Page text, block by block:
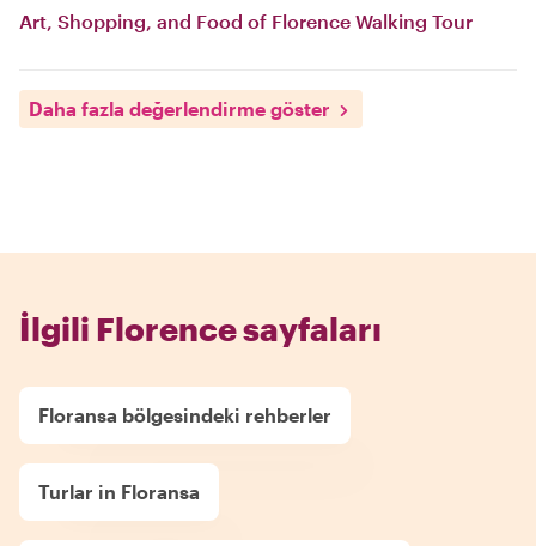
Art, Shopping, and Food of Florence Walking Tour
Daha fazla değerlendirme göster
İlgili Florence sayfaları
Floransa bölgesindeki rehberler
Turlar in Floransa